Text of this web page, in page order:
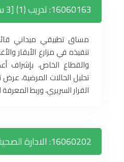
16060163: تدريب (1) [3 ساعات]
مساق تطبيقي ميداني
تنفيذه في مزارع الأبقار
والقطاع الخاص، بإشراف
تحليل الحالات المرضية، عرض
القرار السريري، وربط
16060202: الادارة الصحية [3 ساعات]